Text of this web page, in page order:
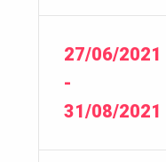
27/06/2021
-
31/08/2021